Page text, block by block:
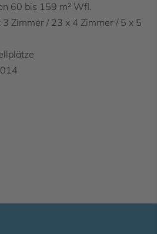
60 bis 159 m² Wfl.
Zimmer / 23 x 4 Zimmer / 5 x 5